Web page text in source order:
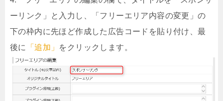
ーリンク」
と入力し、「フリーエリア内容の変更」の
下の枠内に先ほど作成した広告コードを貼り付け、最
後に
「追加」 をクリックします。